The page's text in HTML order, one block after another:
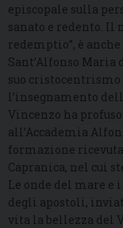
episcopale sulla
sanato e redento. Il
redemptio”, è
Sant’Alfonso Maria
suo
l’insegnamento
Vincenzo ha
all’Accademia
formazione
Capranica, nel cui
Le onde del mare
degli apostoli,
vita la bellezza del